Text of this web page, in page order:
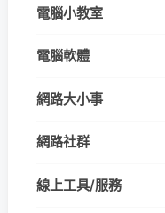
電腦小教室
電腦軟體
網路大小事
網路社群
線上工具/服務